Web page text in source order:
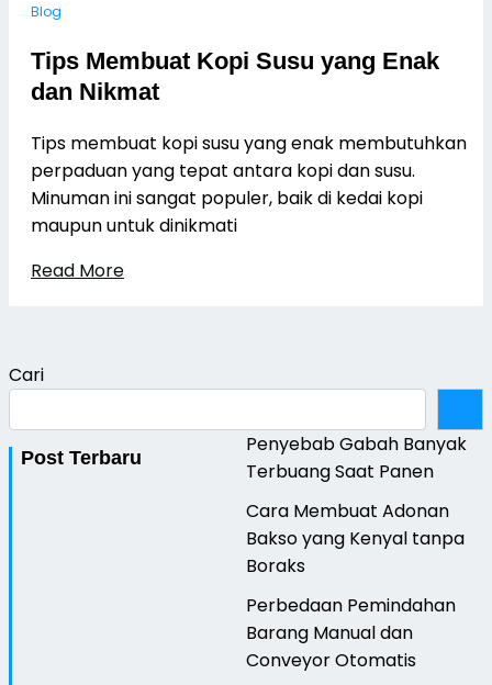
Blog
Tips Membuat Kopi Susu yang Enak
dan Nikmat
Tips membuat kopi susu yang enak membutuhkan
perpaduan yang tepat antara kopi dan susu.
Minuman ini sangat populer, baik di kedai kopi
maupun untuk dinikmati
Read More
Cari
Post Terbaru
Penyebab Gabah Banyak
Terbuang Saat Panen
Cara Membuat Adonan
Bakso yang Kenyal tanpa
Boraks
Perbedaan Pemindahan
Barang Manual dan
Conveyor Otomatis